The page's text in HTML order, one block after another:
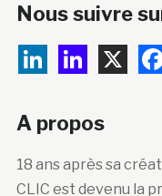
Nous suivre
A propos
18 ans après sa
CLIC est devenu la